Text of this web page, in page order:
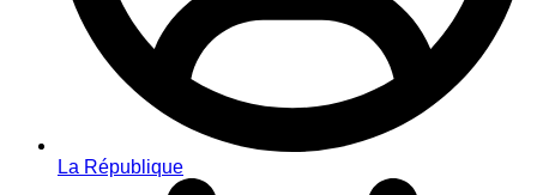
La République